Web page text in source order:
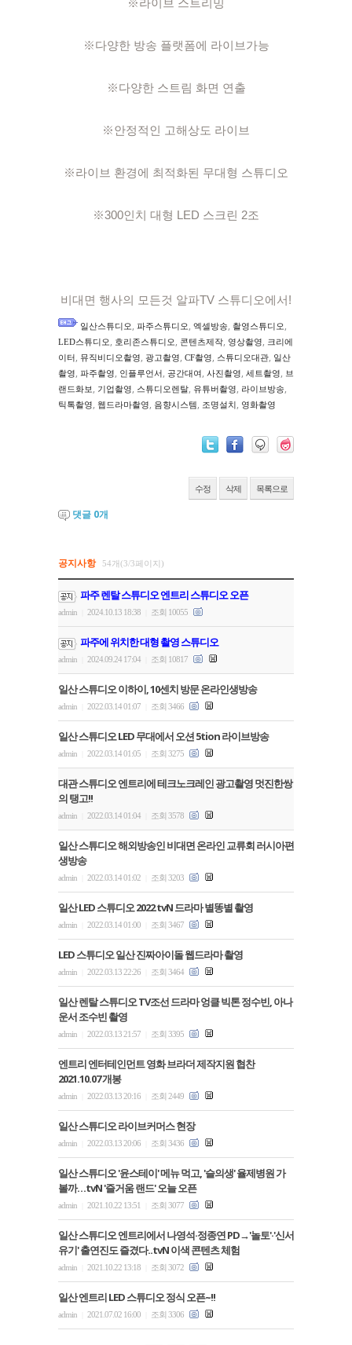
※다양한 방송 플랫폼에 라이브가능
※다양한 스트림 화면 연출
※안정적인 고해상도 라이브
※라이브 환경에 최적화된 무대형 스튜디오
※300인치 대형 LED 스크린 2조
비대면 행사의 모든것 알파TV 스튜디오에서!
일산스튜디오, 파주스튜디오, 엑셀방송, 촬영스튜디오,
LED스튜디오, 호리존스튜디오, 콘텐츠제작, 영상촬영, 크리에
이터, 뮤직비디오촬영, 광고촬영, CF촬영, 스튜디오대관, 일산
촬영, 파주촬영, 인플루언서, 공간대여, 사진촬영, 세트촬영, 브
랜드화보 , 기업촬영, 스튜디오렌탈, 유튜버촬영, 라이브방송,
틱톡촬영, 웹드라마촬영, 음향시스템, 조명설치, 영화촬영
수정 삭제 목록으로
댓글 0개
공지사항 54개(3/3페이지)
파주 렌탈 스튜디오 엔트리 스튜디오 오픈
admin 2024.10.13 18:38 조회 10055
파주에 위치한 대형 촬영 스튜디오
admin 2024.09.24 17:04 조회 10817
일산 스튜디오 이하이, 10센치 방문 온라인생방송
admin 2022.03.14 01:07 조회 3466
일산 스튜디오 LED 무대에서 오션 5tion 라이브방송
admin 2022.03.14 01:05 조회 3275
대관 스튜디오 엔트리에 테크노크레인 광고촬영 멋진한쌍
의 탱고!!
admin 2022.03.14 01:04 조회 3578
일산 스튜디오 해외방송인 비대면 온라인 교류회 러시아편
생방송
admin 2022.03.14 01:02 조회 3203
일산 LED 스튜디오 2022 tvN 드라마 별똥별 촬영
admin 2022.03.14 01:00 조회 3467
LED 스튜디오 일산 진짜아이돌 웹드라마 촬영
admin 2022.03.13 22:26 조회 3464
일산 렌탈 스튜디오 TV조선 드라마 엉클 빅톤 정수빈, 아나
운서 조수빈 촬영
admin 2022.03.13 21:57 조회 3395
엔트리 엔터테인먼트 영화 브라더 제작지원 협찬
2021.10.07 개봉
admin 2022.03.13 20:16 조회 2449
일산 스튜디오 라이브커머스 현장
admin 2022.03.13 20:06 조회 3436
일산 스튜디오 '윤스테이' 메뉴 먹고, '슬의생' 율제병원 가
볼까…tvN '즐거움 랜드' 오늘 오픈
admin 2021.10.22 13:51 조회 3077
일산 스튜디오 엔트리에서 나영석·정종연 PD→'놀토'·'신서
유기' 출연진도 즐겼다..tvN 이색 콘텐츠 체험
admin 2021.10.22 13:18 조회 3072
일산 엔트리 LED 스튜디오 정식 오픈~!!
admin 2021.07.02 16:00 조회 3306